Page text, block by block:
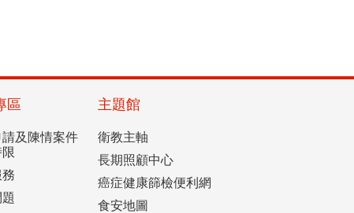
區
請及陳情案件
主題館
衛教主軸
長期照顧中心
癌症健康篩檢便利網
食安地圖